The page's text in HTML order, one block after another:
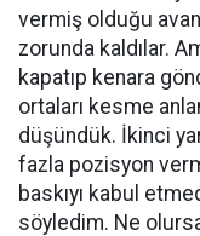
vermiş olduğu
zorunda kaldılar.
kapatıp kenara
ortaları kesme
düşündük. İkinci
fazla pozisyon
baskıyı kabul
söyledim. Ne